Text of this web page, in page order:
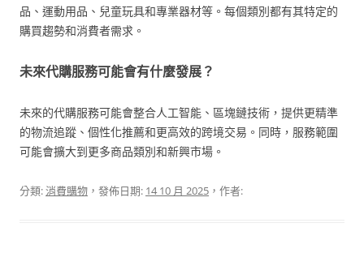
品、運動用品、兒童玩具和專業器材等。每個類別都有其特定的
購買趨勢和消費者需求。
未來代購服務可能會有什麼發展？
未來的代購服務可能會整合人工智能、區塊鏈技術，提供更精準
的物流追蹤、個性化推薦和更高效的跨境交易。同時，服務範圍
可能會擴大到更多商品類別和新興市場。
分類:消費購物 ，發佈日期: 14 10 月 2025 ，作者: